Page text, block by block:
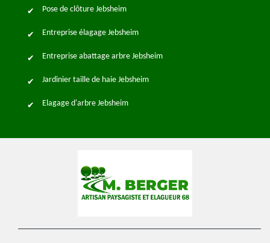
Pose de clôture Jebsheim
Entreprise élagage Jebsheim
Entreprise abattage arbre Jebsheim
Jardinier taille de haie Jebsheim
Elagage d'arbre Jebsheim